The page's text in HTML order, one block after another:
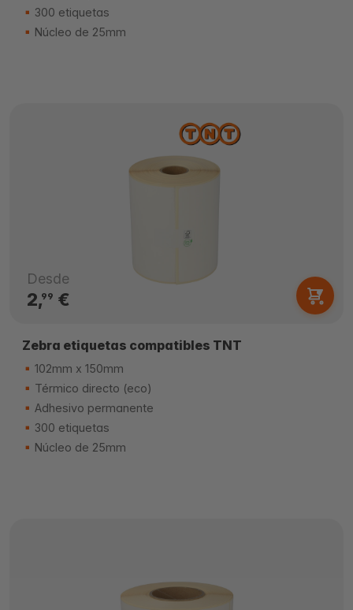
300 etiquetas
Núcleo de 25mm
Desde
2,99 €
Zebra etiquetas compatibles TNT
102mm x 150mm
Térmico directo (eco)
Adhesivo permanente
300 etiquetas
Núcleo de 25mm